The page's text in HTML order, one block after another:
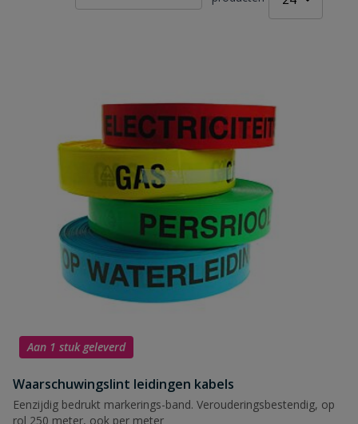
Aan 1 stuk geleverd
Waarschuwingslint leidingen kabels
Eenzijdig bedrukt markerings-band. Verouderingsbestendig, op
rol 250 meter, ook per meter